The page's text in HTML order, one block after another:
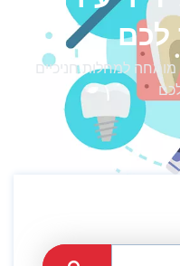
לכם
למחלות חניכיים